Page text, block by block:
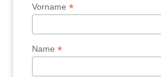
Vorname*
Name*